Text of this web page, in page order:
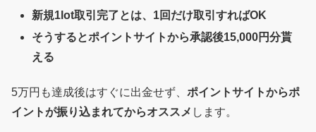
新規1lot取引完了とは、1回だけ取引すればOK
そうするとポイントサイトから承認後15,000円分貰
える
5万円も達成後はすぐに出金せず、 ポイントサイトからポ
イントが振り込まれてからオススメ します。